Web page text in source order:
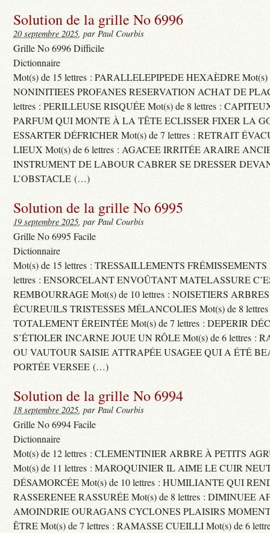
Solution de la grille No 6996
20 septembre 2025, par Paul Courbis
Grille No 6996 Difficile
Dictionnaire
Mot(s) de 15 lettres : PARALLELEPIPEDE HEXAÈDRE Mot(s)
NONINITIEES PROFANES RESERVATION ACHAT DE
lettres : PERILLEUSE RISQUÉE Mot(s) de 8 lettres :
PARFUM QUI MONTE À LA TÊTE ECLISSER FIXER LA
ESSARTER DÉFRICHER Mot(s) de 7 lettres : RETRAIT
LIEUX Mot(s) de 6 lettres : AGACEE IRRITÉE ARAIRE
INSTRUMENT DE LABOUR CABRER SE DRESSER
L’OBSTACLE (…)
Solution de la grille No 6995
19 septembre 2025, par Paul Courbis
Grille No 6995 Facile
Dictionnaire
Mot(s) de 15 lettres : TRESSAILLEMENTS FRÉMISSEMENTS
lettres : ENSORCELANT ENVOÛTANT MATELASSURE
REMBOURRAGE Mot(s) de 10 lettres : NOISETIERS
ÉCUREUILS TRISTESSES MÉLANCOLIES Mot(s) de 8
TOTALEMENT ÉREINTÉE Mot(s) de 7 lettres : DEPERIR
S’ÉTIOLER INCARNE JOUE UN RÔLE Mot(s) de 6 lettres :
OU VAUTOUR SAISIE ATTRAPÉE USAGEE QUI A ÉTÉ
PORTÉE VERSEE (…)
Solution de la grille No 6994
18 septembre 2025, par Paul Courbis
Grille No 6994 Facile
Dictionnaire
Mot(s) de 12 lettres : CLEMENTINIER ARBRE À PETITS
Mot(s) de 11 lettres : MAROQUINIER IL AIME LE CUIR
DÉSAMORCÉE Mot(s) de 10 lettres : HUMILIANTE QUI
RASSERENEE RASSURÉE Mot(s) de 8 lettres : DIMINUEE
AMOINDRIE OURAGANS CYCLONES PLAISIRS
ÊTRE Mot(s) de 7 lettres : RAMASSE CUEILLI Mot(s) de 6